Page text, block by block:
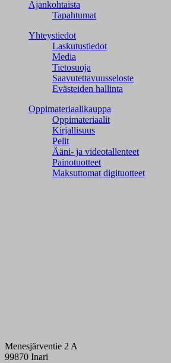
Ajankohtaista
Tapahtumat
Yhteystiedot
Laskutustiedot
Media
Tietosuoja
Saavutettavuusseloste
Evästeiden hallinta
Oppimateriaalikauppa
Oppimateriaalit
Kirjallisuus
Pelit
Ääni- ja videotallenteet
Painotuotteet
Maksuttomat digituotteet
Menesjärventie 2 A
99870 Inari